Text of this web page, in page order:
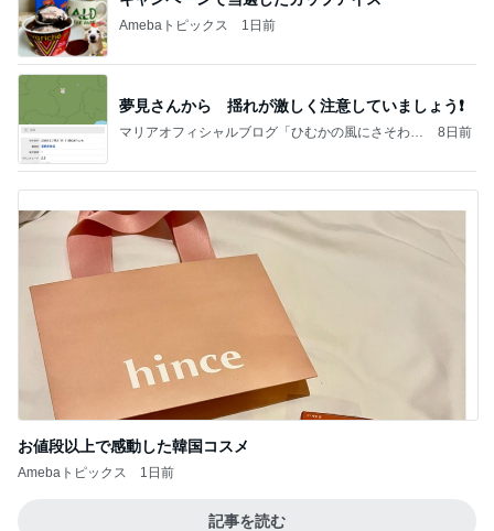
Amebaトピックス 1日前
夢見さんから 揺れが激しく注意していましょう❗️
マリアオフィシャルブログ「ひむかの風にさそわれ
8日前
お値段以上で感動した韓国コスメ
Amebaトピックス 1日前
記事を読む